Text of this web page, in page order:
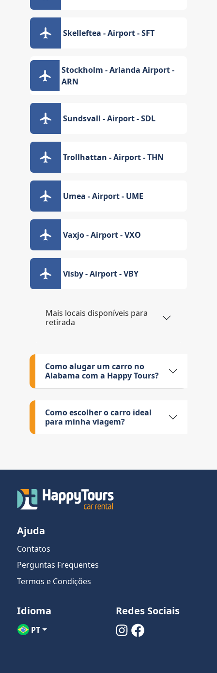
Skelleftea - Airport - SFT
Stockholm - Arlanda Airport -
ARN
Sundsvall - Airport - SDL
Trollhattan - Airport - THN
Umea - Airport - UME
Vaxjo - Airport - VXO
Visby - Airport - VBY
Mais locais disponíveis para
retirada
Como alugar um carro no
Alabama com a Happy Tours?
Como escolher o carro ideal
para minha viagem?
Ajuda
Contatos
Perguntas Frequentes
Termos e Condições
Idioma
PT
Redes Sociais